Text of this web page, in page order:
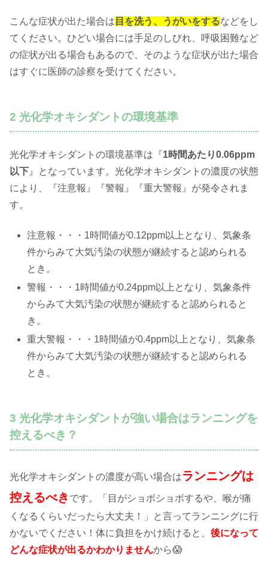
こんな症状が出た場合は 目を洗う、うがいをするなどをし
てください。ひどい場合には手足のしびれ、呼吸困難など
の症状が出る場合もあるので、そのような症状が出た場合
はすぐに医師の診察を受けてください。
2 光化学オキシダントの環境基準
光化学オキシダントの環境基準は『1時間あたり0.06ppm
以下 』となっています。光化学オキシダントの濃度の状態
により、『注意報』『警報』『重大警報』が発令されま
す。
注意報・・・1時間値が0.12ppm以上となり、気象条
件からみて大気汚染の状態が継続すると認められる
とき。
警報・・・1時間値が0.24ppm以上となり、気象条件
からみて大気汚染の状態が継続すると認められると
き。
重大警報・・・1時間値が0.4ppm以上となり、気象条
件からみて大気汚染の状態が継続すると認められる
とき。
3 光化学オキシダントが強い場合はランニングを
控えるべき？
光化学オキシダントの濃度が高い場合はランニングは
控えるべき です。「目がショボショボするや、喉が痛
くなるくらいだったら大丈夫！」と言ってランニングに行
かないでください！体に負担をかけ続けると、 後になって
どんな症状が出るかわかりませんから😱